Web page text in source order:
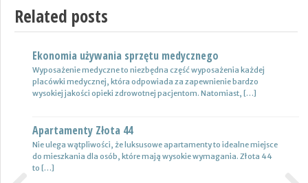
Related posts
Ekonomia używania sprzętu medycznego
Wyposażenie medyczne to niezbędna część wyposażenia każdej
placówki medycznej, która odpowiada za zapewnienie bardzo
wysokiej jakości opieki zdrowotnej pacjentom. Natomiast, […]
Apartamenty Złota 44
Nie ulega wątpliwości, że luksusowe apartamenty to idealne miejsce
do mieszkania dla osób, które mają wysokie wymagania. Złota 44
to […]
Nowoczesne lampy
Nie ulega wątpliwości, że do pojazdów powinno być dobrane
oświetlenie wysokiej jakości, które zapewni wysoki poziom
bezpieczeństwa oraz podniesie komfort […]
Wynajem samochodów i naczep – usługi
Z całą pewnością firmy transportowe spedycyjne czy także
logistyczne potrzebują przede wszystkim nowoczesnej floty aut,
które są gotowe do pracy. […]